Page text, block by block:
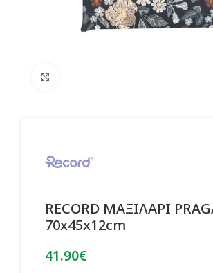
RECORD ΜΑΞΙΛΑΡΙ
70x45x12cm
41.90€